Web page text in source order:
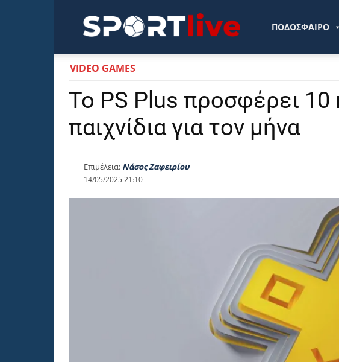
Sportlive.grΠΟΔΟΣΦΑΙΡΟ
VIDEO GAMES
Το PS Plus προσφέρει 10
παιχνίδια για τον μήνα
Επιμέλεια: Νάσος Ζαφειρίου
14/05/2025 21:10